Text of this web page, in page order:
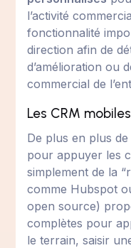
l’activité
fonctionnalité
direction afin de
d’amélioration ou
commercial de
Les CRM mobiles
De plus en plus de
pour appuyer les
simplement de la
comme Hubspot
open source)
complètes pour
le terrain, saisir